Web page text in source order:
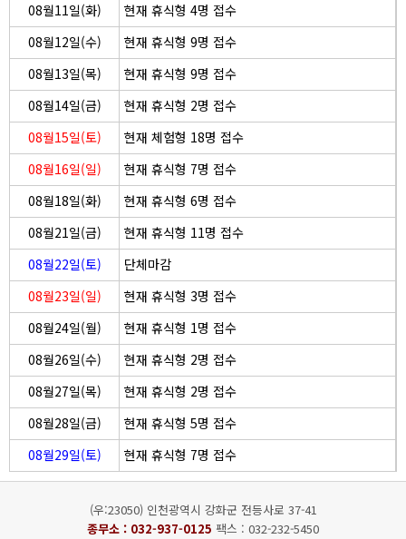
08월11일(화)
현재 휴식형 4명 접수
08월12일(수)
현재 휴식형 9명 접수
08월13일(목)
현재 휴식형 9명 접수
08월14일(금)
현재 휴식형 2명 접수
08월15일(토)
현재 체험형 18명 접수
08월16일(일)
현재 휴식형 7명 접수
08월18일(화)
현재 휴식형 6명 접수
08월21일(금)
현재 휴식형 11명 접수
08월22일(토)
단체마감
08월23일(일)
현재 휴식형 3명 접수
08월24일(월)
현재 휴식형 1명 접수
08월26일(수)
현재 휴식형 2명 접수
08월27일(목)
현재 휴식형 2명 접수
08월28일(금)
현재 휴식형 5명 접수
08월29일(토)
현재 휴식형 7명 접수
(우:23050) 인천광역시 강화군 전등사로 37-41
종무소 : 032-937-0125 팩스 : 032-232-5450